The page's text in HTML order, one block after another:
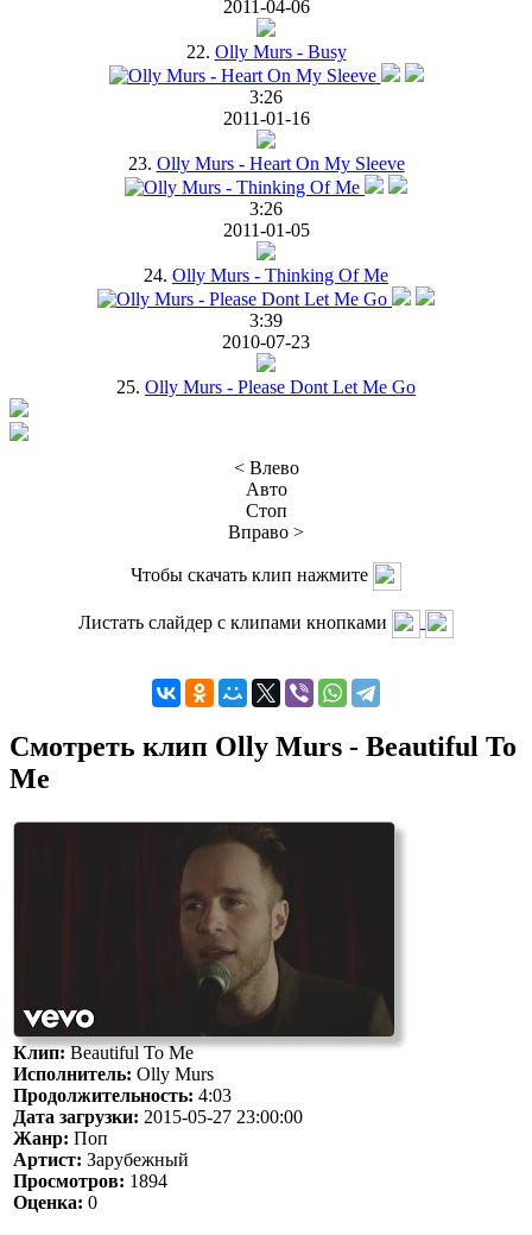
2011-04-06
22. Olly Murs - Busy
3:26
2011-01-16
23. Olly Murs - Heart On My Sleeve
3:26
2011-01-05
24. Olly Murs - Thinking Of Me
3:39
2010-07-23
25. Olly Murs - Please Dont Let Me Go
< Влево
Авто
Стоп
Вправо >
Чтобы скачать клип нажмите
Листать слайдер с клипами кнопками
Смотреть клип Olly Murs - Beautiful To
Me
Клип:Beautiful To Me
Исполнитель: Olly Murs
Продолжительность: 4:03
Дата загрузки: 2015-05-27 23:00:00
Жанр: Поп
Артист: Зарубежный
Просмотров: 1894
Оценка: 0